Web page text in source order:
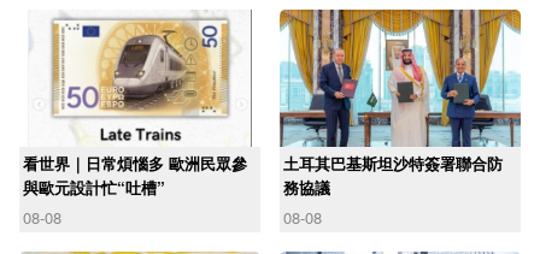
看世界｜日常煩惱多 歐洲民眾參
與歐元設計忙“吐槽”
08-08
土耳其巴基斯坦沙特簽署聯合防
務協議
08-08